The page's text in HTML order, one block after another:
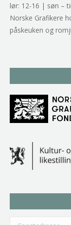
lør: 12-16 | søn –
Norske Grafikere
påskeuken og